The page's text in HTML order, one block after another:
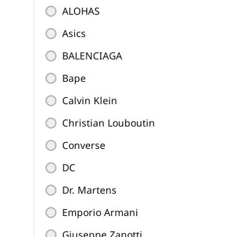
ALOHAS
Asics
BALENCIAGA
Bape
Calvin Klein
Christian Louboutin
Converse
DC
Dr. Martens
Emporio Armani